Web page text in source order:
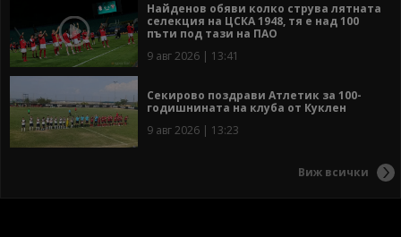
Найденов обяви колко струва лятната
селекция на ЦСКА 1948, тя е над 100
пъти под тази на ПАО
9 авг 2026 | 13:41
Секирово поздрави Атлетик за 100-
годишнината на клуба от Куклен
9 авг 2026 | 13:23
Виж всички